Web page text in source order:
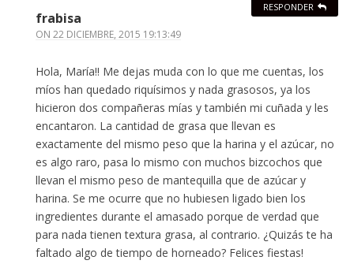
frabisa
ON 22 DICIEMBRE, 2015 19:13:49
Hola, María!! Me dejas muda con lo que me cuentas, los
míos han quedado riquísimos y nada grasosos, ya los
hicieron dos compañeras mías y también mi cuñada y les
encantaron. La cantidad de grasa que llevan es
exactamente del mismo peso que la harina y el azúcar, no
es algo raro, pasa lo mismo con muchos bizcochos que
llevan el mismo peso de mantequilla que de azúcar y
harina. Se me ocurre que no hubiesen ligado bien los
ingredientes durante el amasado porque de verdad que
para nada tienen textura grasa, al contrario. ¿Quizás te ha
faltado algo de tiempo de horneado? Felices fiestas!
RESPONDER